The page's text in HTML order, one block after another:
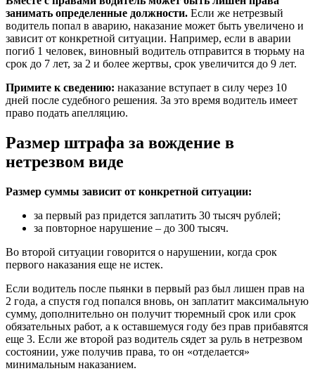
занимать определенные должности. Если же нетрезвый
водитель попал в аварию, наказание может быть увеличено и
зависит от конкретной ситуации. Например, если в аварии
погиб 1 человек, виновный водитель отправится в тюрьму на
срок до 7 лет, за 2 и более жертвы, срок увеличится до 9 лет.
Примите к сведению: наказание вступает в силу через 10
дней после судебного решения. За это время водитель имеет
право подать апелляцию.
Размер штрафа за вождение в
нетрезвом виде
Размер суммы зависит от конкретной ситуации:
за первый раз придется заплатить 30 тысяч рублей;
за повторное нарушение – до 300 тысяч.
Во второй ситуации говорится о нарушении, когда срок
первого наказания еще не истек.
Если водитель после пьянки в первый раз был лишен прав на
2 года, а спустя год попался вновь, он заплатит максимальную
сумму, дополнительно он получит тюремный срок или срок
обязательных работ, а к оставшемуся году без прав прибавятся
еще 3. Если же второй раз водитель сядет за руль в нетрезвом
состоянии, уже получив права, то он «отделается»
минимальным наказанием.